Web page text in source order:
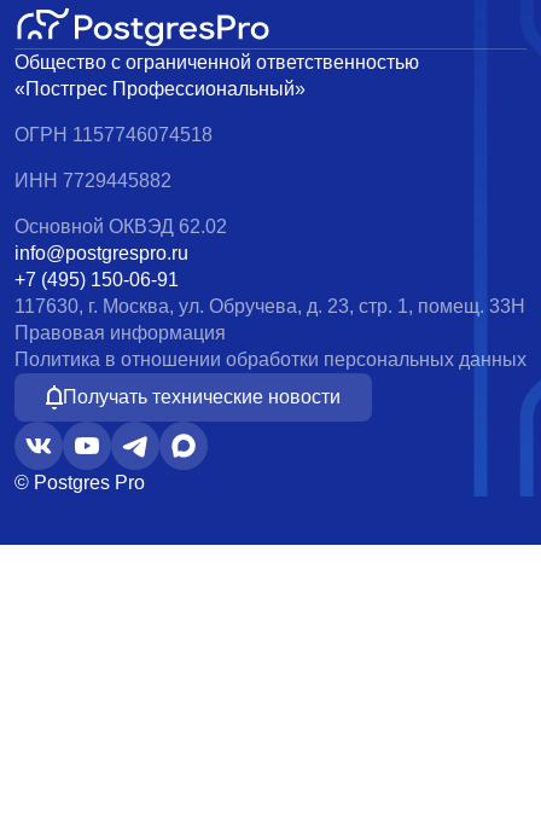
Общество с ограниченной ответственностью
«Постгрес Профессиональный»
ОГРН 1157746074518
ИНН 7729445882
Основной ОКВЭД 62.02
info@postgrespro.ru
+7 (495) 150-06-91
117630, г. Москва, ул. Обручева, д. 23, стр. 1, помещ. 33Н
Правовая информация
Политика в отношении обработки персональных данных
Получать технические новости
© Postgres Pro